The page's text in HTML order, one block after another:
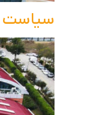
سیاست